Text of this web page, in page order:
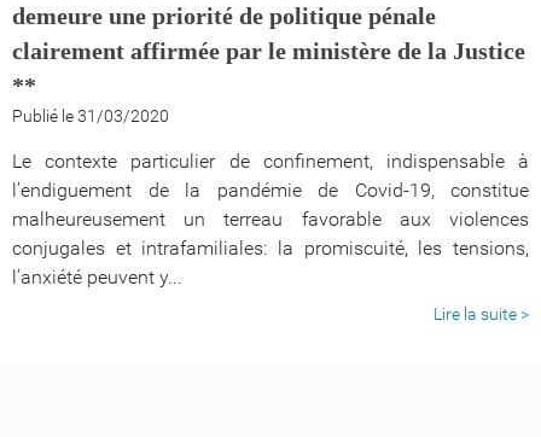
demeure une priorité de politique pénale
clairement affirmée par le ministère de la Justice
**
Publié le 31/03/2020
Le contexte particulier de confinement, indispensable à
l’endiguement de la pandémie de Covid-19, constitue
malheureusement un terreau favorable aux violences
conjugales et intrafamiliales: la promiscuité, les tensions,
l’anxiété peuvent y...
Lire la suite >